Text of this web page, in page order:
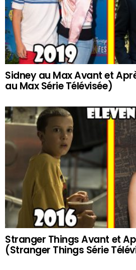
Sidney au Max Avant et
au Max Série Télévisée)
Stranger Things Avant et
(Stranger Things Série